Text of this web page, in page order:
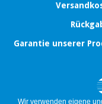
Garantie unserer
Wir verwenden eigene